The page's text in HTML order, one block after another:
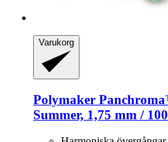
Varukorg
Polymaker
Summer, 1,75 mm /